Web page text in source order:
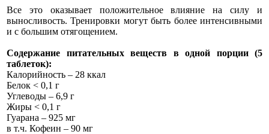
Все это оказывает положительное влияние на силу и
выносливость. Тренировки могут быть более интенсивными
и с большим отягощением.
Содержание питательных веществ в одной порции (5
таблеток):
Калорийность – 28 ккал
Белок < 0,1 г
Углеводы – 6,9 г
Жиры < 0,1 г
Гуарана – 925 мг
в т.ч. Кофеин – 90 мг